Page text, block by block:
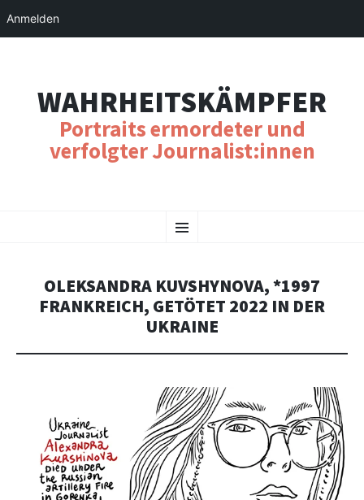
WAHRHEITSKÄMPFER
Portraits ermordeter und
verfolgter Journalist:innen
Menu
TO
OLEKSANDRA KUVSHYNOVA, *1997
FRANKREICH, GETÖTET 2022 IN DER
UKRAINE
Anmelden